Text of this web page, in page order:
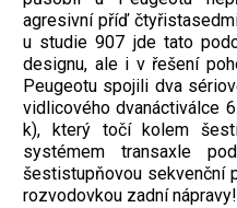
agresivní příď
u studie 907 jde tato
designu, ale i v řešení
Peugeotu spojili dva
vidlicového dvanáctiválce
k), který točí kolem
systémem transaxle
šestistupňovou sekvenční
rozvodovkou zadní nápravy!